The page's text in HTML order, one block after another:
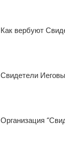
Как вербуют
Свидетели
Организация